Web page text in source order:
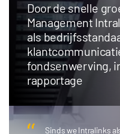
Door de snelle
Management
als
fondsenwerving,
rapportage
Sinds we Intralinks als standaard hebben ingevoerd, is